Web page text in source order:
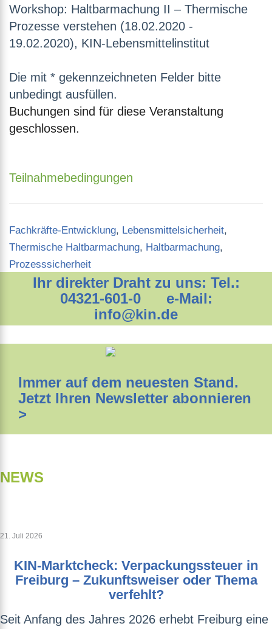
Workshop: Haltbarmachung II – Thermische
Prozesse verstehen (18.02.2020 -
19.02.2020), KIN-Lebensmittelinstitut
Die mit * gekennzeichneten Felder bitte
unbedingt ausfüllen.
Buchungen sind für diese Veranstaltung
geschlossen.
Teilnahmebedingungen
Categories
Fachkräfte-Entwicklung, Lebensmittelsicherheit,
Thermische Haltbarmachung, Haltbarmachung,
Prozesssicherheit
Ihr direkter Draht zu uns: Tel.:
04321-601-0 e-Mail:
info@kin.de
Immer auf dem neuesten Stand.
Jetzt Ihren Newsletter abonnieren
>
NEWS
21. Juli 2026
KIN-Marktcheck: Verpackungssteuer in
Freiburg – Zukunftsweiser oder Thema
verfehlt?
Seit Anfang des Jahres 2026 erhebt Freiburg eine